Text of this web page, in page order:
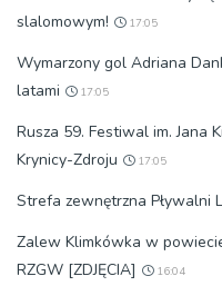
slalomowym!
17:05
Wymarzony gol Adriana
latami
17:05
Rusza 59. Festiwal im. Jana
Krynicy-Zdroju
17:05
Strefa zewnętrzna Pływalni
Zalew Klimkówka w
RZGW [ZDJĘCIA]
16:04